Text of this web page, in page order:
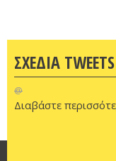
ΣΧΕΔΙΑ TWEETS
@
Διαβάστε